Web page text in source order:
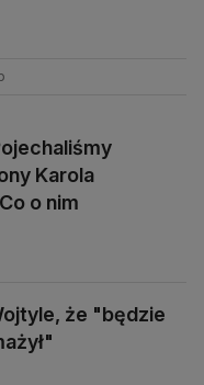
Karola
o nim
że "będzie